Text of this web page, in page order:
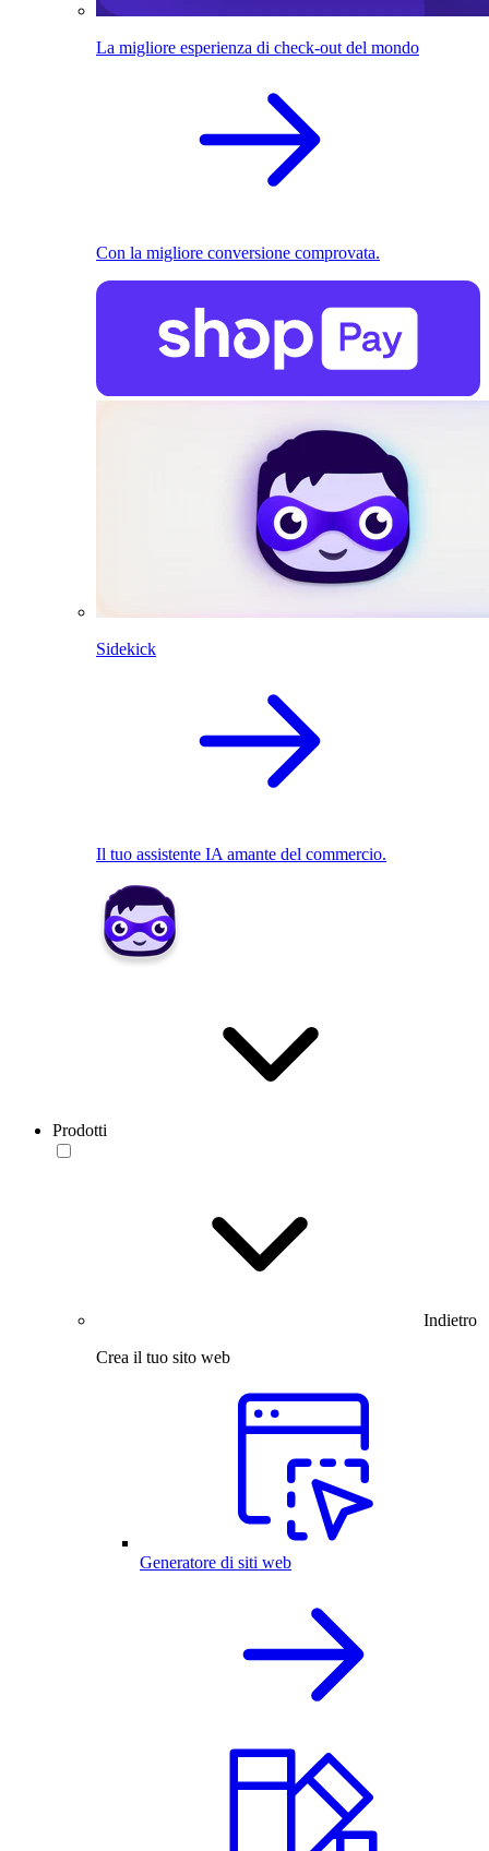
La migliore esperienza di check-out del mondo
Con la migliore conversione comprovata.
Sidekick
Il tuo assistente IA amante del commercio.
Prodotti
Indietro
Crea il tuo sito web
Generatore di siti web